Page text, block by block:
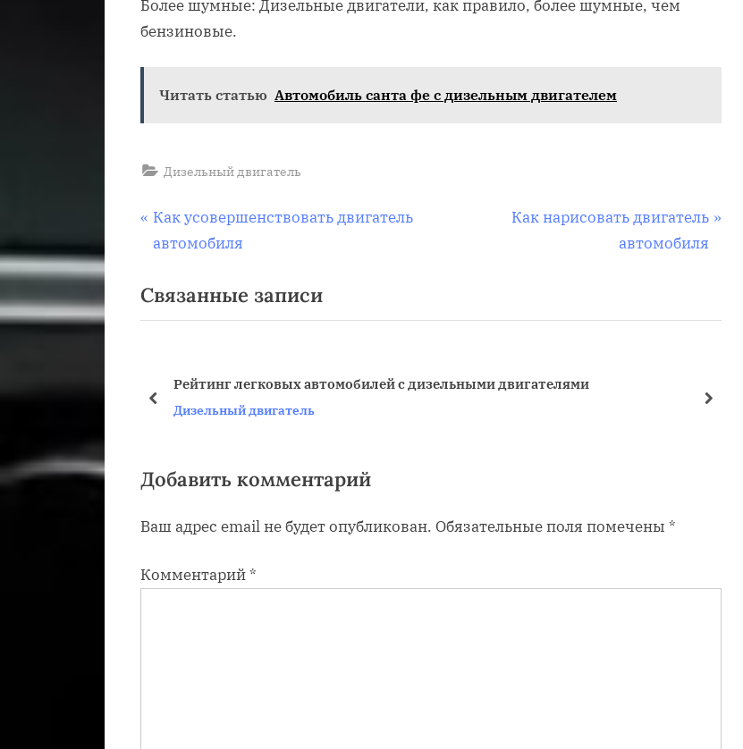
Более шумные: Дизельные двигатели, как правило, более шумные, чем
бензиновые.
Читать статью Автомобиль санта фе с дизельным двигателем
Дизельный двигатель
Навигация
записям
П
р
д
ы
щ
з
п
с
Как усовершенствовать двигатель
автомобиля
С
у
и
Как нарисовать двигатель
автомобиля
Связанные записи
Рейтинг легковых автомобилей с дизельными двигателями
Дизельный двигатель
пред далее
Добавить комментарий
Ваш адрес email не будет опубликован. Обязательные поля помечены *
Комментарий*